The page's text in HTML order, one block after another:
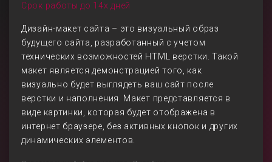
Срок работы до 14х дней
Дизайн-макет сайта – это визуальный образ
будущего сайта, разработанный с учетом
технических возможностей HTML верстки. Такой
макет является демонстрацией того, как
визуально будет выглядеть ваш сайт после
верстки и наполнения. Макет представляется в
виде картинки, которая будет отображена в
интернет браузере, без активных кнопок и других
динамических элементов.